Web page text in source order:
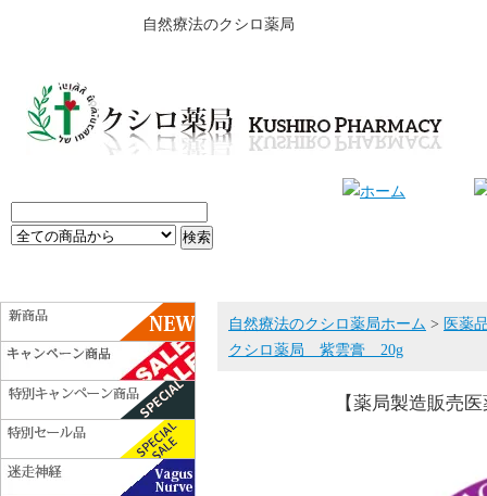
自然療法のクシロ薬局
自然療法のクシロ薬局ホーム > 医薬
クシロ薬局 紫雲膏 20g
【薬局製造販売